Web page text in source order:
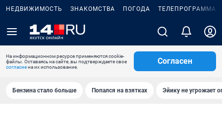
НЕДВИЖИМОСТЬ ЗНАКОМСТВА ПОГОДА ТЕЛЕПРОГРАММА
На информационном ресурсе применяются cookie-
файлы. Оставаясь на сайте, вы подтверждаете свое
согласиена их использование.
Согласен
Бензина стало больше Попался на взятках Эйику не угрожает